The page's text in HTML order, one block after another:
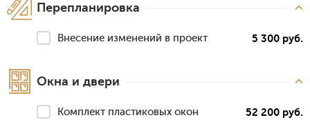
Перепланировка
Внесение изменений в проект 5 300 руб.
Окна и двери
Комплект пластиковых окон 52 200 руб.